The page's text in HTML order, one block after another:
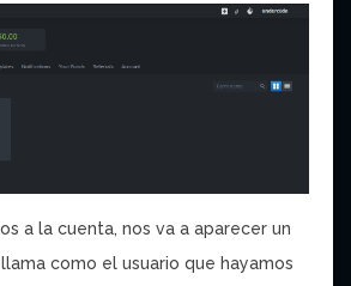
a la cuenta, nos va a aparecer un
como el usuario que hayamos